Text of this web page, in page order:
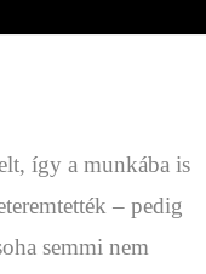
így a munkába is
– pedig
semmi nem